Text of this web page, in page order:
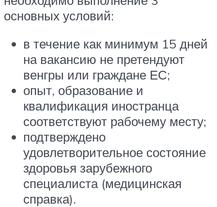
основных условий:
в течение как минимум 15 дней
на вакансию не претендуют
венгры или граждане ЕС;
опыт, образование и
квалификация иностранца
соответствуют рабочему месту;
подтверждено
удовлетворительное состояние
здоровья зарубежного
специалиста (медицинская
справка).